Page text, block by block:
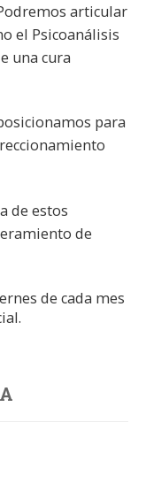
articular
el Psicoanálisis
una cura
para
de estos
de
de cada mes